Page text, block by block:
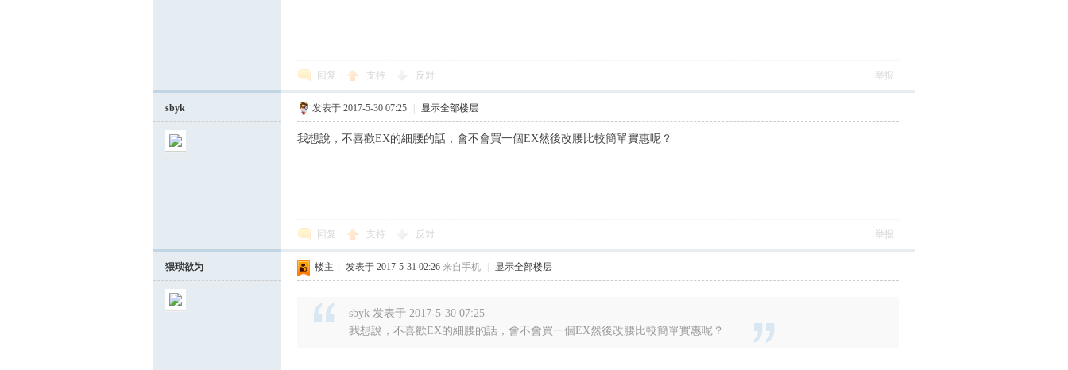
回复 支持 反对 举报
sbyk 发表于 2017-5-30 07:25 显示全部楼层
我想說，不喜歡EX的細腰的話，會不會買一個EX然後改腰比較簡單實惠呢？
回复 支持 反对 举报
猥琐欲为 楼主 发表于 2017-5-31 02:26 来自手机 显示全部楼层
sbyk 发表于 2017-5-30 07:25
我想說，不喜歡EX的細腰的話，會不會買一個EX然後改腰比較簡單實惠呢？